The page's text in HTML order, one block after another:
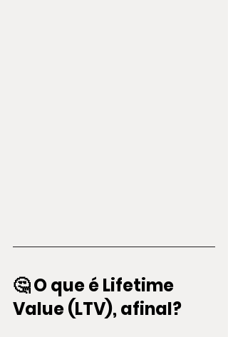
🤔 O que é Lifetime
Value (LTV), afinal?